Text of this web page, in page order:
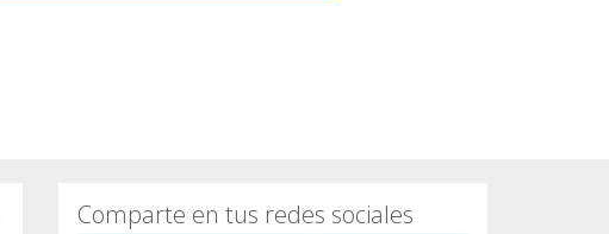
Comparte en tus redes sociales